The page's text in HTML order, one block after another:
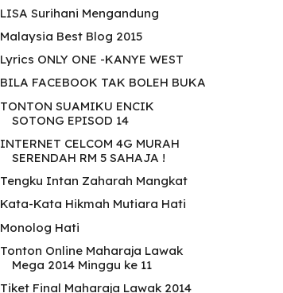
LISA Surihani Mengandung
Malaysia Best Blog 2015
Lyrics ONLY ONE -KANYE WEST
BILA FACEBOOK TAK BOLEH BUKA
TONTON SUAMIKU ENCIK
SOTONG EPISOD 14
INTERNET CELCOM 4G MURAH
SERENDAH RM 5 SAHAJA !
Tengku Intan Zaharah Mangkat
Kata-Kata Hikmah Mutiara Hati
Monolog Hati
Tonton Online Maharaja Lawak
Mega 2014 Minggu ke 11
Tiket Final Maharaja Lawak 2014